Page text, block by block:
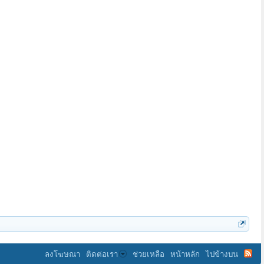
ลงโฆษณา ติดต่อเรา ช่วยเหลือ หน้าหลัก ไปข้างบน